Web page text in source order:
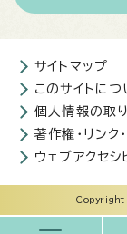
サイトマップ
このサイトにつ
個人情報の取
著作権・リンク
ウェブアクセ
Copyright